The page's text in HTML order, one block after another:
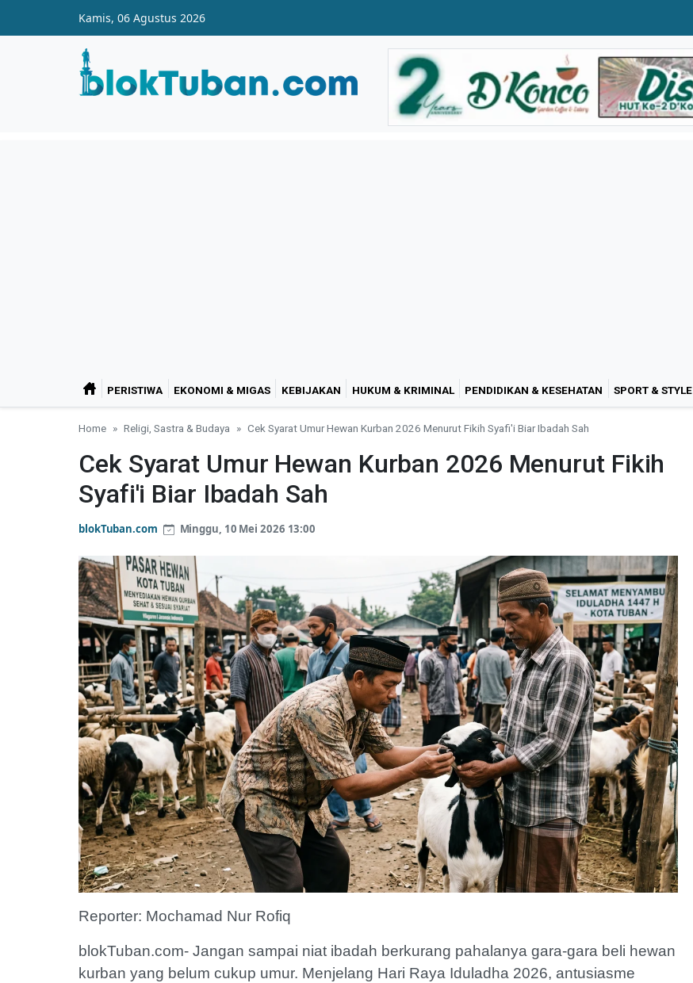
Kamis, 06 Agustus 2026
PERISTIWA EKONOMI & MIGAS KEBIJAKAN HUKUM & KRIMINAL PENDIDIKAN & KESEHATAN SPORT & STYLE
Home Religi, Sastra & Budaya Cek Syarat Umur Hewan Kurban 2026 Menurut Fikih Syafi'i Biar Ibadah Sah
Cek Syarat Umur Hewan Kurban 2026 Menurut Fikih
Syafi'i Biar Ibadah Sah
blokTuban.com Minggu, 10 Mei 2026 13:00
Reporter: Mochamad Nur Rofiq
blokTuban.com- Jangan sampai niat ibadah berkurang pahalanya gara-gara beli hewan
kurban yang belum cukup umur. Menjelang Hari Raya Iduladha 2026, antusiasme